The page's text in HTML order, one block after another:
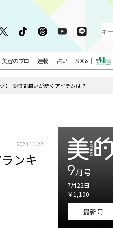
美容のプロ 連載 占い SDGs
】 長時間潤いが続くアイテムは？
2023.11.22
ンキ
9月号
7月22日
￥1,100
最新号